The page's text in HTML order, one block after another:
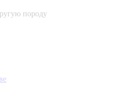
породу